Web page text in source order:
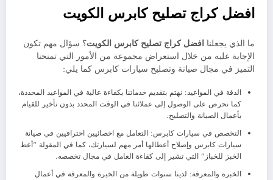
افضل كراج تصليح كابرس الكويت
ما الذي يجعلنا افضل كراج تصليح كابرس الكويت؟ سؤال مهم تكون
الإجابة عليه من خلال استعراض مجموعة من الأمور التي تمنحنا
التميز في مجال صيانة وتصليح سيارات كابرس كما يلي:
الدقة في المواعيد: نهتم بتقديم خدماتنا بكفاءة عالية في المواعيد المحددة،
كما نحرص على الوصول إلى عملائنا في الوقت المحدد بدون تأخير للقيام
بأعمال الصيانة والتصليح.
التخصص في سيارات كابرس: التعامل مع اخصائيين احترافيين في صيانة
سيارات كابرس وإصلاح أعطالها أمر مهم لسيارتك، كما في المقولة “أعط
الخبز للخباز” التي تشير إلى كفاءة العامل في مجال تخصصه.
الخبرة والمعرفة: لدينا سنوات طويلة من الخبرة والمعرفة في أعمال